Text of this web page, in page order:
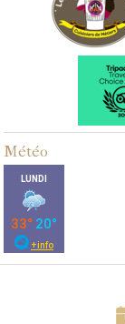
Météo